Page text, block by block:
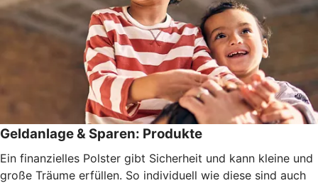
Geldanlage & Sparen: Produkte
Ein finanzielles Polster gibt Sicherheit und kann kleine und
große Träume erfüllen. So individuell wie diese sind auch